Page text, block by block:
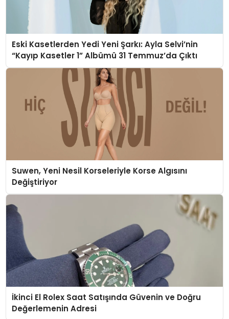
Eski Kasetlerden Yedi Yeni Şarkı: Ayla Selvi’nin
“Kayıp Kasetler 1” Albümü 31 Temmuz’da Çıktı
Suwen, Yeni Nesil Korseleriyle Korse Algısını
Değiştiriyor
İkinci El Rolex Saat Satışında Güvenin ve Doğru
Değerlemenin Adresi